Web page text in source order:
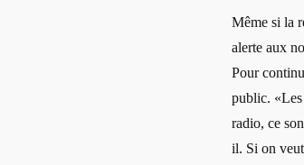
Même si la
alerte aux
Pour
public. «Les
radio, ce
il. Si on